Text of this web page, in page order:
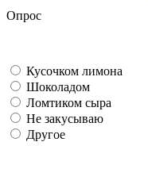
Опрос
Кусочком лимона
Шоколадом
Ломтиком сыра
Не закусываю
Другое